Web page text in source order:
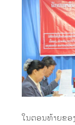
ໃນຕອນທ້າຍຂ